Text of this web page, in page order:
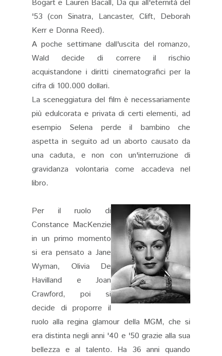
Bogart e Lauren Bacall, Da qui all'eternità del
'53 (con Sinatra, Lancaster, Clift, Deborah
Kerr e Donna Reed).
A poche settimane dall'uscita del romanzo,
Wald decide di correre il rischio
acquistandone i diritti cinematografici per la
cifra di 100.000 dollari.
La sceneggiatura del film è necessariamente
più edulcorata e privata di certi elementi, ad
esempio Selena perde il bambino che
aspetta in seguito ad un aborto causato da
una caduta, e non con un'interruzione di
gravidanza volontaria come accadeva nel
libro.
Per il ruolo di
Constance MacKenzie
in un primo momento
si era pensato a Jane
Wyman, Olivia De
Havilland e Joan
Crawford, poi si
decide di proporre il
ruolo alla regina glamour della MGM, che si
era distinta negli anni '40 e '50 grazie alla sua
bellezza e al talento. Ha 36 anni quando